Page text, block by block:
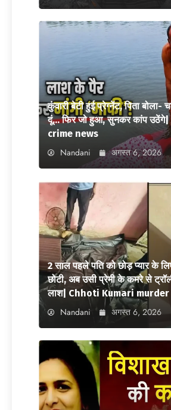
कुंवारी बेटी हुई प्रेग्नेंट, पिता बोला-
दूं… फिर जो हुआ, सुनकर कांप
crime news
Nandani अगस्त 6, 2026
2 साल पहले पति को छोड़ प्यार के
छोटी, अब उसी प्रेमी के कमरे से
लाश| Chhoti Kumari murder
Nandani अगस्त 6, 2026